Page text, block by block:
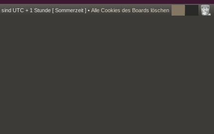
sind UTC + 1 Stunde [ Sommerzeit ] • Alle Cookies des Boards löschen